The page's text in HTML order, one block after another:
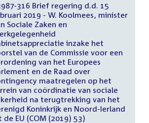
316 Brief regering d.d. 15
2019 - W. Koolmees, minister
Sociale Zaken en
inzake het
van de Commissie voor een
van het Europees
en de Raad over
maatregelen op het
van coördinatie van sociale
na terugtrekking van het
Koninkrijk en Noord-Ierland
de EU (COM (2019) 53)